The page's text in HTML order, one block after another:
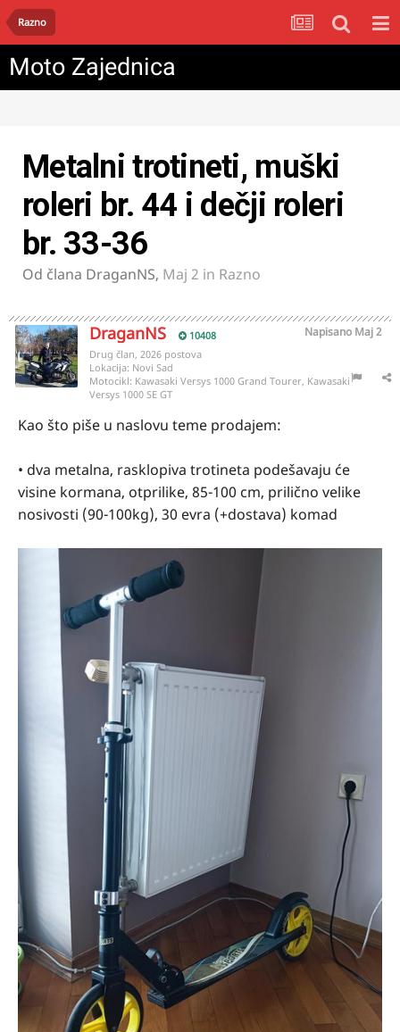
Razno
Moto Zajednica
Metalni trotineti, muški
roleri br. 44 i dečji roleri
br. 33-36
Od člana DraganNS, Maj 2 in Razno
DraganNS 10408 Napisano Maj 2
Drug član, 2026 postova
Lokacija: Novi Sad
Motocikl: Kawasaki Versys 1000 Grand Tourer, Kawasaki
Versys 1000 SE GT
Kao što piše u naslovu teme prodajem:
• dva metalna, rasklopiva trotineta podešavaju će
visine kormana, otprilike, 85-100 cm, prilično velike
nosivosti (90-100kg), 30 evra (+dostava) komad